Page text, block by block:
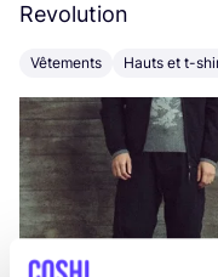
Revolution
Vêtements Hauts et t-